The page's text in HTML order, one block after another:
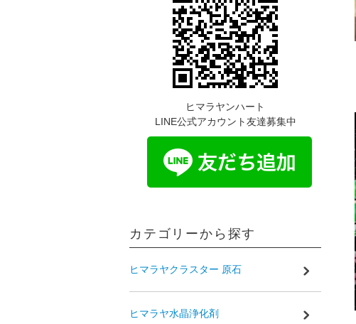
ヒマラヤンハート
LINE公式アカウント友達募集中
カテゴリーから探す
ヒマラヤクラスター 原石
ヒマラヤ水晶浄化剤